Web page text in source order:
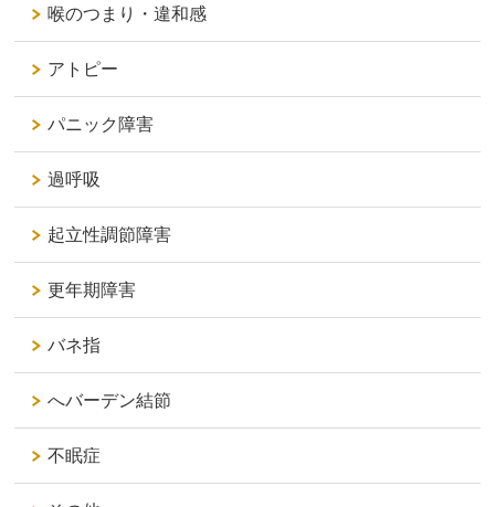
喉のつまり・違和感
アトピー
パニック障害
過呼吸
起立性調節障害
更年期障害
バネ指
へバーデン結節
不眠症